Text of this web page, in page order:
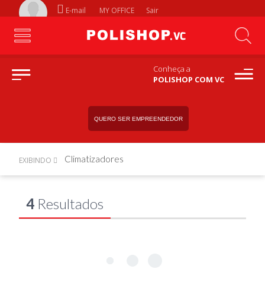
E-mail MY OFFICE Sair
Conheça a
POLISHOP COM VC
QUERO SER EMPREENDEDOR
EXIBINDO Climatizadores
4 Resultados